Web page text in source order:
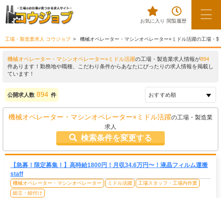
お気に入り 閲覧履歴
工場・製造業求人 コウジョブ 機械オペレーター・マシンオペレーター×ミドル活躍の工場・
機械オペレーター・マシンオペレーター×ミドル活躍の工場・製造業求人情報が894
件あります！勤務地や職種、こだわり条件からあなたにぴったりの求人情報を掲載し
ています！
公開求人数 894 件
機械オペレーター・マシンオペレーター×ミドル活躍の工場・製造業
求人
検索条件を変更する
【急募！限定募集！】高時給1800円！月収34.6万円〜！液晶フィルム運搬
staff
機械オペレーター・マシンオペレーター ミドル活躍
工場スタッフ・工場内作業
組立・組付け